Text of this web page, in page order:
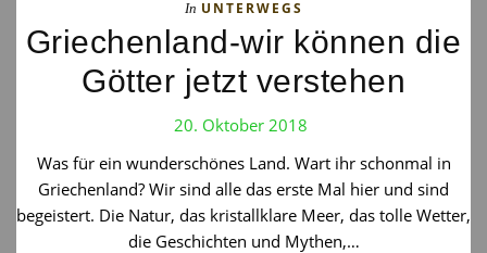
In UNTERWEGS
Griechenland-wir können die
Götter jetzt verstehen
20. Oktober 2018
Was für ein wunderschönes Land. Wart ihr schonmal in
Griechenland? Wir sind alle das erste Mal hier und sind
begeistert. Die Natur, das kristallklare Meer, das tolle Wetter,
die Geschichten und Mythen,…